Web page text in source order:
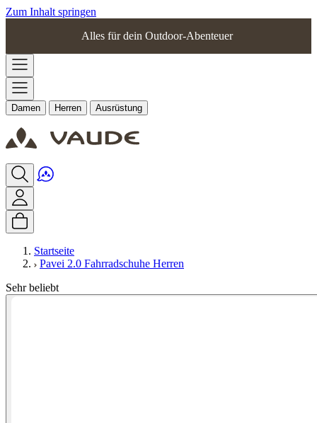
Zum Inhalt springen
Alles für dein Outdoor-Abenteuer
Damen Herren Ausrüstung
Startseite
Pavei 2.0 Fahrradschuhe Herren
Sehr beliebt